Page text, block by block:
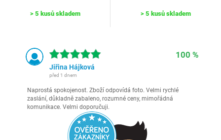
> 5 kusů skladem > 5 kusů skladem
100 %
Jiřina Hájková
před 1 dnem
Naprostá spokojenost. Zboží odpovídá foto. Velmi rychlé
zaslání, důkladně zabaleno, rozumné ceny, mimořádná
komunikace. Velmi doporučuji.